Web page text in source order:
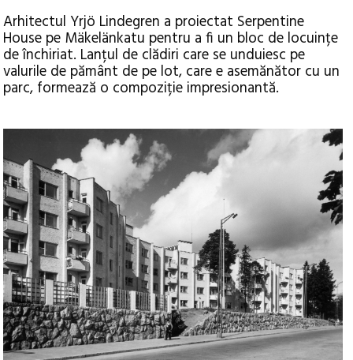
Arhitectul Yrjö Lindegren a proiectat Serpentine
House pe Mäkelänkatu pentru a fi un bloc de locuințe
de închiriat. Lanțul de clădiri care se unduiesc pe
valurile de pământ de pe lot, care e asemănător cu un
parc, formează o compoziție impresionantă.